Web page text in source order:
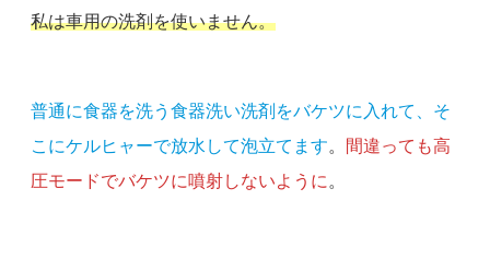
私は車用の洗剤を使いません。
普通に食器を洗う食器洗い洗剤をバケツに入れて、そ
こにケルヒャーで放水して泡立てます。 間違っても高
圧モードでバケツに噴射しないように 。